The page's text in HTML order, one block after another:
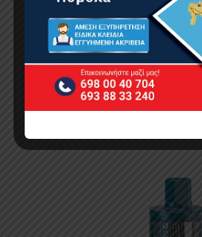
BORMANN Pro BHT4504
Κοπής Φ52 X450 1 1/4UNC
48.00€